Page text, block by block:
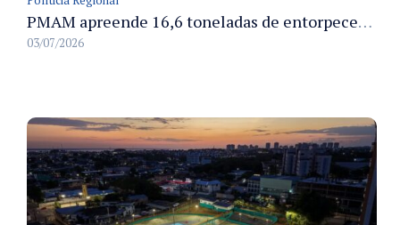
PMAM apreende 16,6 toneladas de entorpecentes e registra aumento nas prisões em flagrante e nas capturas de foragidos no primeiro semestre de 2026
03/07/2026